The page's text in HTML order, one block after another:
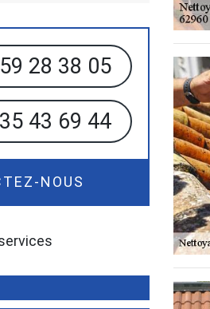
28 38 05
43 69 44
NOUS